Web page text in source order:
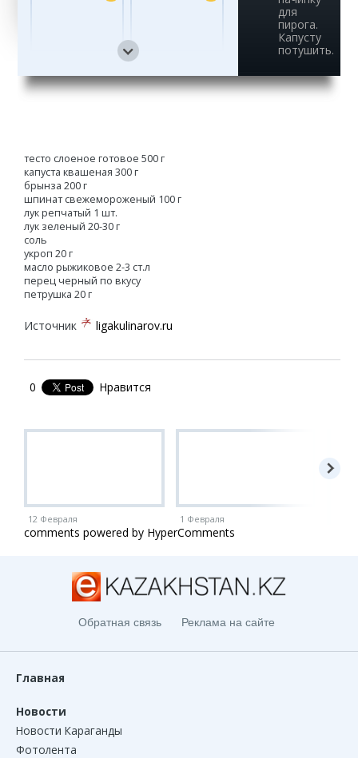
для
пирога.
Капусту
потушить.
тесто слоеное готовое 500 г
капуста квашеная 300 г
брынза 200 г
шпинат свежемороженый 100 г
лук репчатый 1 шт.
лук зеленый 20-30 г
соль
укроп 20 г
масло рыжиковое 2-3 ст.л
перец черный по вкусу
петрушка 20 г
Источник ligakulinarov.ru
0 Нравится
12 Февраля 1 Февраля
comments powered by HyperComments
Обратная связь Реклама на сайте
Главная
Новости
Новости Караганды
Фотолента